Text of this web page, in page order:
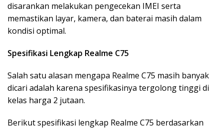
disarankan melakukan pengecekan IMEI serta
memastikan layar, kamera, dan baterai masih dalam
kondisi optimal.
Spesifikasi Lengkap Realme C75
Salah satu alasan mengapa Realme C75 masih banyak
dicari adalah karena spesifikasinya tergolong tinggi di
kelas harga 2 jutaan.
Berikut spesifikasi lengkap Realme C75 berdasarkan